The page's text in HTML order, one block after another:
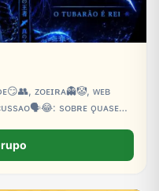
sᴏʙʀᴇ ǫᴜᴀsᴇ